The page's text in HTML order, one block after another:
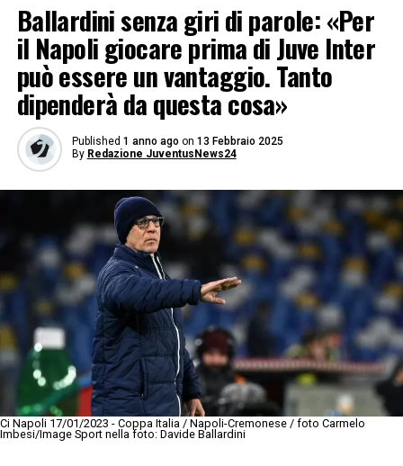
Ballardini senza giri di parole: «Per
il Napoli giocare prima di Juve Inter
può essere un vantaggio. Tanto
dipenderà da questa cosa»
Published 1 anno ago on 13 Febbraio 2025
By Redazione JuventusNews24
Ci Napoli 17/01/2023 - Coppa Italia / Napoli-Cremonese / foto Carmelo
Imbesi/Image Sport nella foto: Davide Ballardini